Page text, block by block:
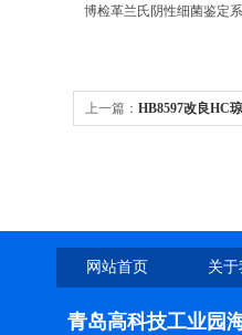
博检革兰氏阴性细菌鉴定
上一篇： HB8597改良HC
网站首页 关
青岛高科技工业园